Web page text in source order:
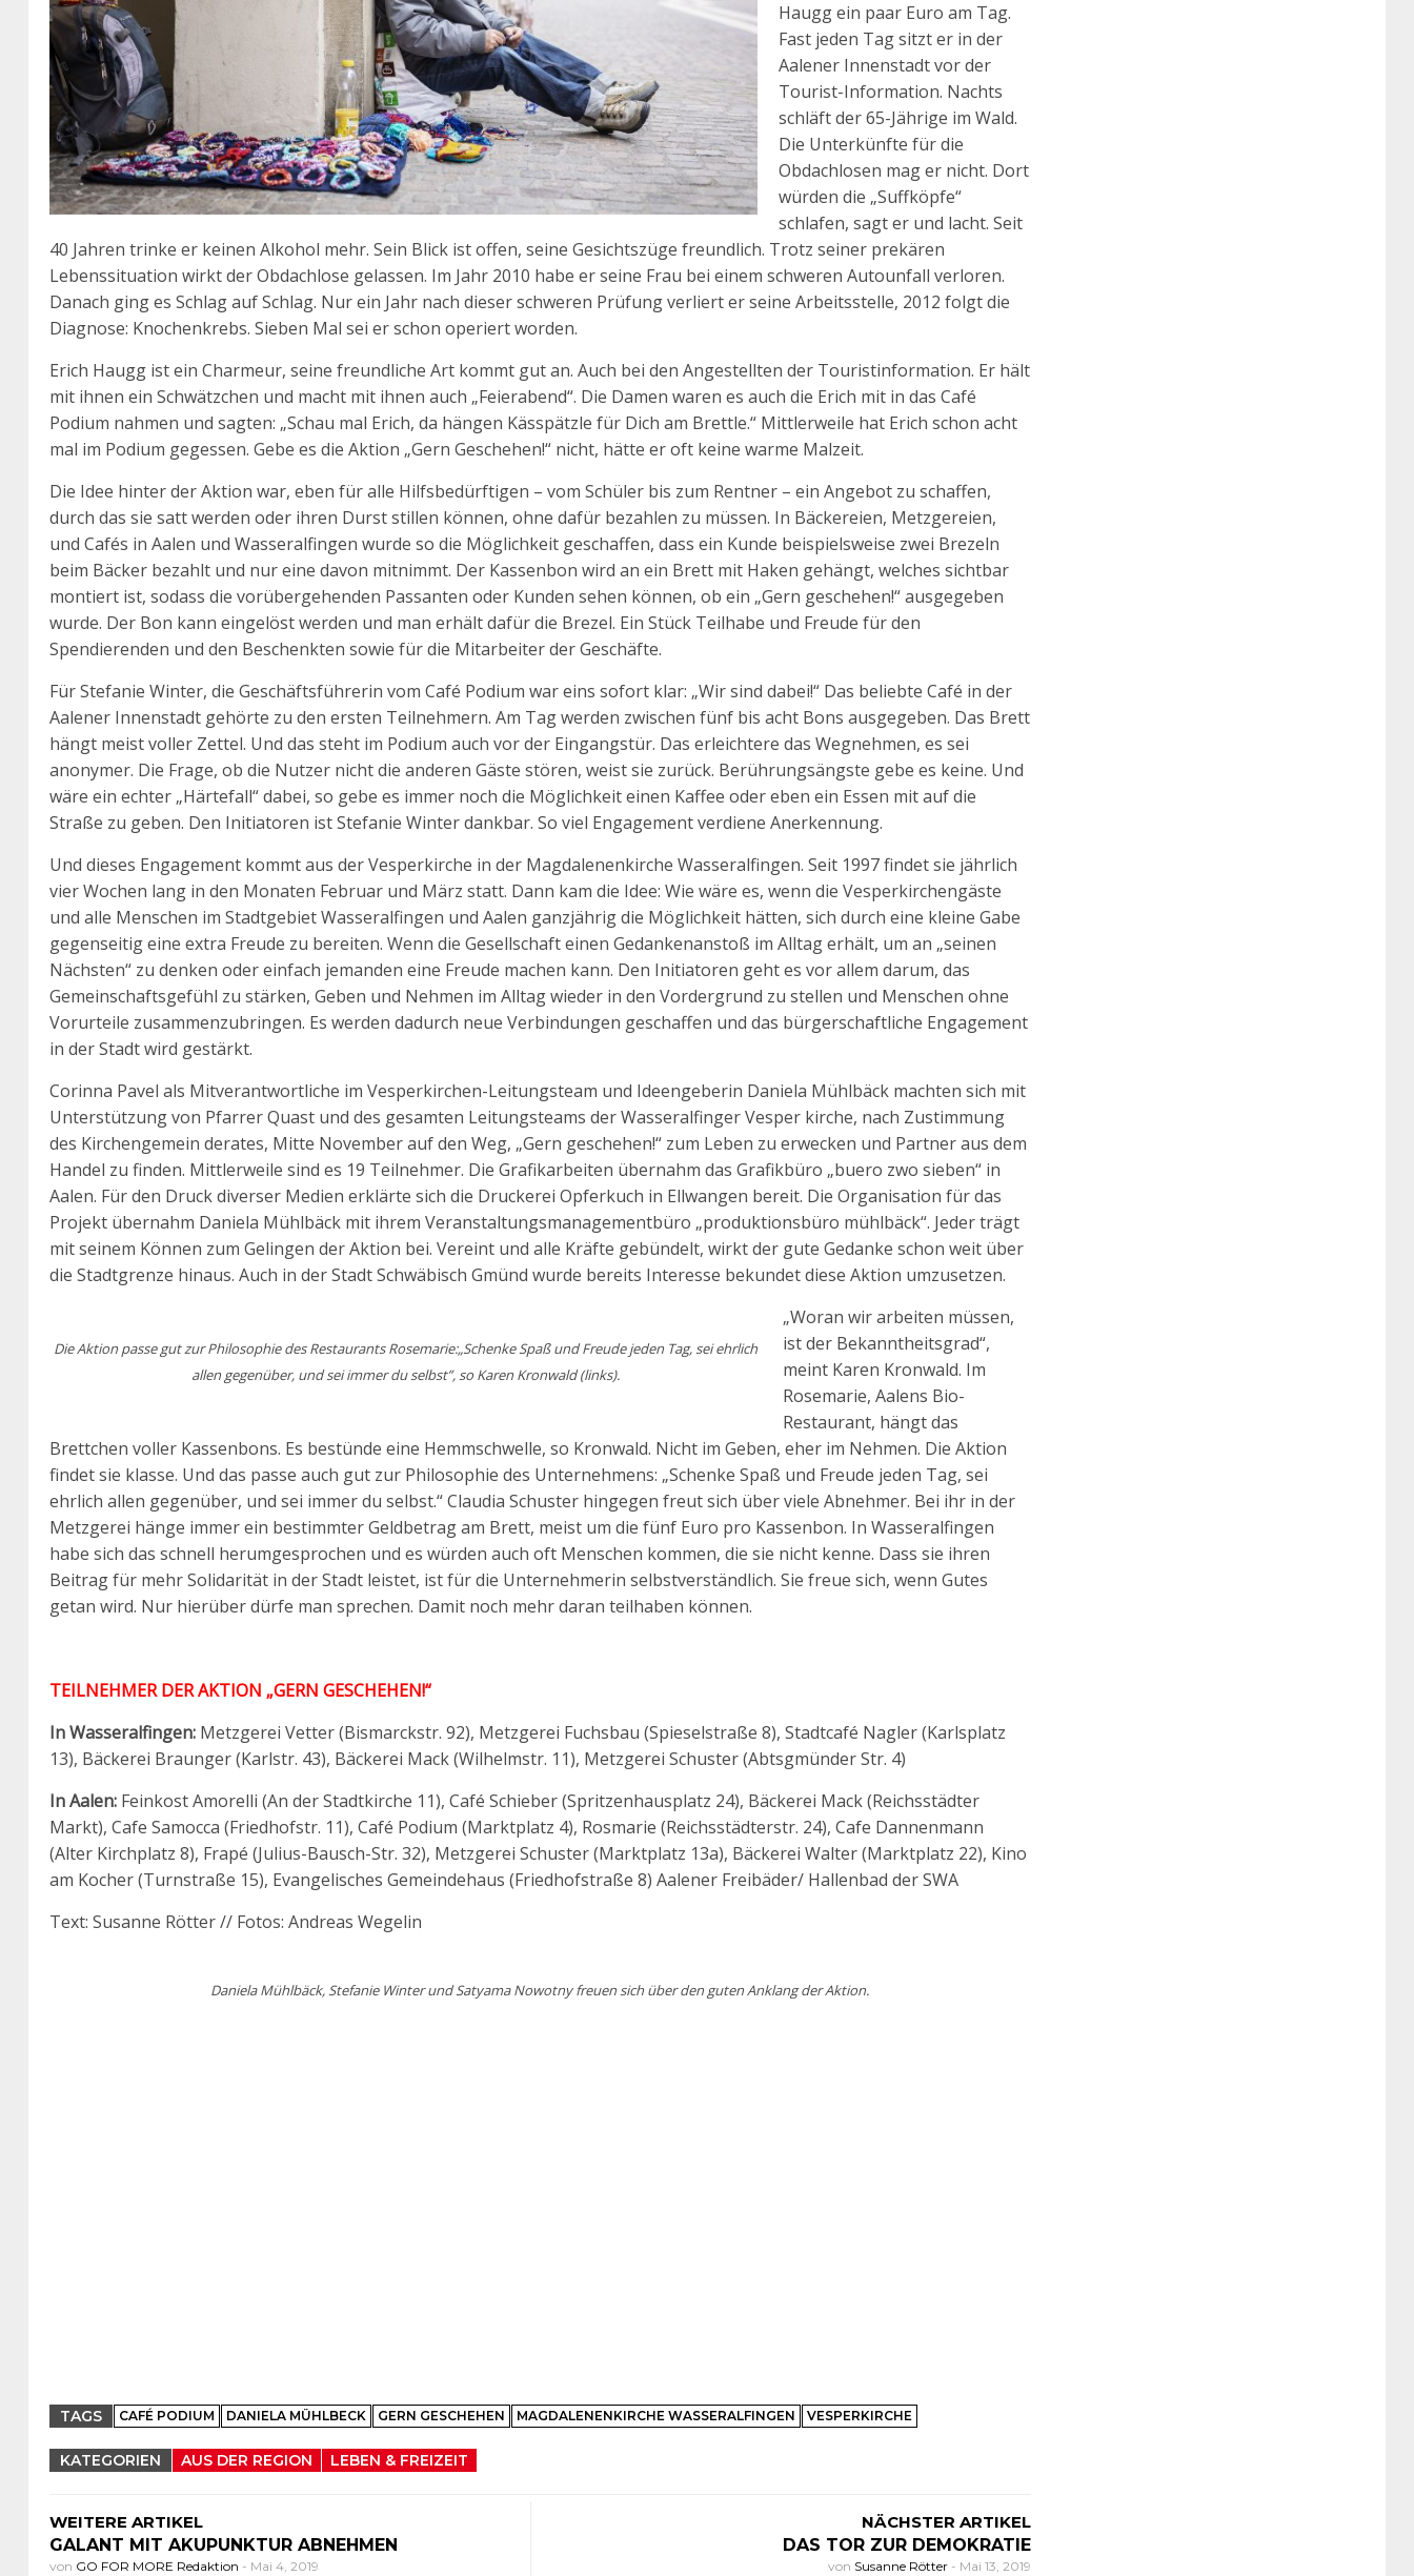
Haugg ein paar Euro am Tag.
Fast jeden Tag sitzt er in der
Aalener Innenstadt vor der
Tourist-Information. Nachts
schläft der 65-Jährige im Wald.
Die Unterkünfte für die
Obdachlosen mag er nicht. Dort
würden die „Suffköpfe“
schlafen, sagt er und lacht. Seit
40 Jahren trinke er keinen Alkohol mehr. Sein Blick ist offen, seine Gesichtszüge freundlich. Trotz seiner prekären
Lebenssituation wirkt der Obdachlose gelassen. Im Jahr 2010 habe er seine Frau bei einem schweren Autounfall verloren.
Danach ging es Schlag auf Schlag. Nur ein Jahr nach dieser schweren Prüfung verliert er seine Arbeitsstelle, 2012 folgt die
Diagnose: Knochenkrebs. Sieben Mal sei er schon operiert worden.
Erich Haugg ist ein Charmeur, seine freundliche Art kommt gut an. Auch bei den Angestellten der Touristinformation. Er hält
mit ihnen ein Schwätzchen und macht mit ihnen auch „Feierabend“. Die Damen waren es auch die Erich mit in das Café
Podium nahmen und sagten: „Schau mal Erich, da hängen Kässpätzle für Dich am Brettle.“ Mittlerweile hat Erich schon acht
mal im Podium gegessen. Gebe es die Aktion „Gern Geschehen!“ nicht, hätte er oft keine warme Malzeit.
Die Idee hinter der Aktion war, eben für alle Hilfsbedürftigen – vom Schüler bis zum Rentner – ein Angebot zu schaffen,
durch das sie satt werden oder ihren Durst stillen können, ohne dafür bezahlen zu müssen. In Bäckereien, Metzgereien,
und Cafés in Aalen und Wasseralfingen wurde so die Möglichkeit geschaffen, dass ein Kunde beispielsweise zwei Brezeln
beim Bäcker bezahlt und nur eine davon mitnimmt. Der Kassenbon wird an ein Brett mit Haken gehängt, welches sichtbar
montiert ist, sodass die vorübergehenden Passanten oder Kunden sehen können, ob ein „Gern geschehen!“ ausgegeben
wurde. Der Bon kann eingelöst werden und man erhält dafür die Brezel. Ein Stück Teilhabe und Freude für den
Spendierenden und den Beschenkten sowie für die Mitarbeiter der Geschäfte.
Für Stefanie Winter, die Geschäftsführerin vom Café Podium war eins sofort klar: „Wir sind dabei!“ Das beliebte Café in der
Aalener Innenstadt gehörte zu den ersten Teilnehmern. Am Tag werden zwischen fünf bis acht Bons ausgegeben. Das Brett
hängt meist voller Zettel. Und das steht im Podium auch vor der Eingangstür. Das erleichtere das Wegnehmen, es sei
anonymer. Die Frage, ob die Nutzer nicht die anderen Gäste stören, weist sie zurück. Berührungsängste gebe es keine. Und
wäre ein echter „Härtefall“ dabei, so gebe es immer noch die Möglichkeit einen Kaffee oder eben ein Essen mit auf die
Straße zu geben. Den Initiatoren ist Stefanie Winter dankbar. So viel Engagement verdiene Anerkennung.
Und dieses Engagement kommt aus der Vesperkirche in der Magdalenenkirche Wasseralfingen. Seit 1997 findet sie jährlich
vier Wochen lang in den Monaten Februar und März statt. Dann kam die Idee: Wie wäre es, wenn die Vesperkirchengäste
und alle Menschen im Stadtgebiet Wasseralfingen und Aalen ganzjährig die Möglichkeit hätten, sich durch eine kleine Gabe
gegenseitig eine extra Freude zu bereiten. Wenn die Gesellschaft einen Gedankenanstoß im Alltag erhält, um an „seinen
Nächsten“ zu denken oder einfach jemanden eine Freude machen kann. Den Initiatoren geht es vor allem darum, das
Gemeinschaftsgefühl zu stärken, Geben und Nehmen im Alltag wieder in den Vordergrund zu stellen und Menschen ohne
Vorurteile zusammenzubringen. Es werden dadurch neue Verbindungen geschaffen und das bürgerschaftliche Engagement
in der Stadt wird gestärkt.
Corinna Pavel als Mitverantwortliche im Vesperkirchen-Leitungsteam und Ideengeberin Daniela Mühlbäck machten sich mit
Unterstützung von Pfarrer Quast und des gesamten Leitungsteams der Wasseralfinger Vesper kirche, nach Zustimmung
des Kirchengemein derates, Mitte November auf den Weg, „Gern geschehen!“ zum Leben zu erwecken und Partner aus dem
Handel zu finden. Mittlerweile sind es 19 Teilnehmer. Die Grafikarbeiten übernahm das Grafikbüro „buero zwo sieben“ in
Aalen. Für den Druck diverser Medien erklärte sich die Druckerei Opferkuch in Ellwangen bereit. Die Organisation für das
Projekt übernahm Daniela Mühlbäck mit ihrem Veranstaltungsmanagementbüro „produktionsbüro mühlbäck“. Jeder trägt
mit seinem Können zum Gelingen der Aktion bei. Vereint und alle Kräfte gebündelt, wirkt der gute Gedanke schon weit über
die Stadtgrenze hinaus. Auch in der Stadt Schwäbisch Gmünd wurde bereits Interesse bekundet diese Aktion umzusetzen.
Die Aktion passe gut zur Philosophie des Restaurants Rosemarie:„Schenke Spaß und Freude jeden Tag, sei ehrlich
allen gegenüber, und sei immer du selbst”, so Karen Kronwald (links).
„Woran wir arbeiten müssen,
ist der Bekanntheitsgrad“,
meint Karen Kronwald. Im
Rosemarie, Aalens Bio-
Restaurant, hängt das
Brettchen voller Kassenbons. Es bestünde eine Hemmschwelle, so Kronwald. Nicht im Geben, eher im Nehmen. Die Aktion
findet sie klasse. Und das passe auch gut zur Philosophie des Unternehmens: „Schenke Spaß und Freude jeden Tag, sei
ehrlich allen gegenüber, und sei immer du selbst.“ Claudia Schuster hingegen freut sich über viele Abnehmer. Bei ihr in der
Metzgerei hänge immer ein bestimmter Geldbetrag am Brett, meist um die fünf Euro pro Kassenbon. In Wasseralfingen
habe sich das schnell herumgesprochen und es würden auch oft Menschen kommen, die sie nicht kenne. Dass sie ihren
Beitrag für mehr Solidarität in der Stadt leistet, ist für die Unternehmerin selbstverständlich. Sie freue sich, wenn Gutes
getan wird. Nur hierüber dürfe man sprechen. Damit noch mehr daran teilhaben können.
TEILNEHMER DER AKTION „GERN GESCHEHEN!“
In Wasseralfingen: Metzgerei Vetter (Bismarckstr. 92), Metzgerei Fuchsbau (Spieselstraße 8), Stadtcafé Nagler (Karlsplatz
13), Bäckerei Braunger (Karlstr. 43), Bäckerei Mack (Wilhelmstr. 11), Metzgerei Schuster (Abtsgmünder Str. 4)
In Aalen: Feinkost Amorelli (An der Stadtkirche 11), Café Schieber (Spritzenhausplatz 24), Bäckerei Mack (Reichsstädter
Markt), Cafe Samocca (Friedhofstr. 11), Café Podium (Marktplatz 4), Rosmarie (Reichsstädterstr. 24), Cafe Dannenmann
(Alter Kirchplatz 8), Frapé (Julius-Bausch-Str. 32), Metzgerei Schuster (Marktplatz 13a), Bäckerei Walter (Marktplatz 22), Kino
am Kocher (Turnstraße 15), Evangelisches Gemeindehaus (Friedhofstraße 8) Aalener Freibäder/ Hallenbad der SWA
Text: Susanne Rötter // Fotos: Andreas Wegelin
Daniela Mühlbäck, Stefanie Winter und Satyama Nowotny freuen sich über den guten Anklang der Aktion.
TAGS CAFÉ PODIUM DANIELA MÜHLBECK GERN GESCHEHEN MAGDALENENKIRCHE WASSERALFINGEN VESPERKIRCHE
KATEGORIEN AUS DER REGION LEBEN & FREIZEIT
WEITERE ARTIKEL
GALANT MIT AKUPUNKTUR ABNEHMEN
von GO FOR MORE Redaktion - Mai 4, 2019
NÄCHSTER ARTIKEL
DAS TOR ZUR DEMOKRATIE
von Susanne Rötter - Mai 13, 2019